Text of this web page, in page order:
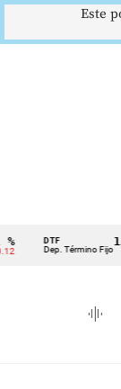
Cintillo
indicadores
económicos
Dep. Término Fijo ▲
graphic_eq
Este